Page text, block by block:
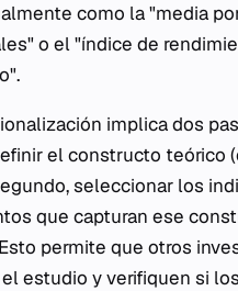
como la "media
o el "índice de
implica dos
el constructo teórico
seleccionar los
que capturan ese
permite que otros
estudio y verifiquen si